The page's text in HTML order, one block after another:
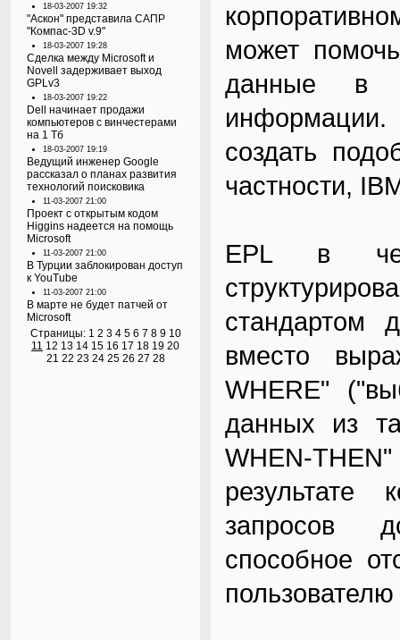
18-03-2007 19:32
"Аскон" представила САПР
"Компас-3D v.9"
18-03-2007 19:28
Сделка между Microsoft и
Novell задерживает выход
GPLv3
18-03-2007 19:22
Dell начинает продажи
компьютеров с винчестерами
на 1 Тб
18-03-2007 19:19
Ведущий инженер Google
рассказал о планах развития
технологий поисковика
11-03-2007 21:00
Проект с открытым кодом
Higgins надеется на помощь
Microsoft
11-03-2007 21:00
В Турции заблокирован доступ
к YouTube
11-03-2007 21:00
В марте не будет патчей от
Microsoft
Страницы: 1 2 3 4 5 6 7 8 9 10
11 12 13 14 15 16 17 18 19 20
21 22 23 24 25 26 27 28
может
данные в
создать
частности,
EPL в
стандартом
вместо
WHERE"
данных из
WHEN-
результате
запросов
способное